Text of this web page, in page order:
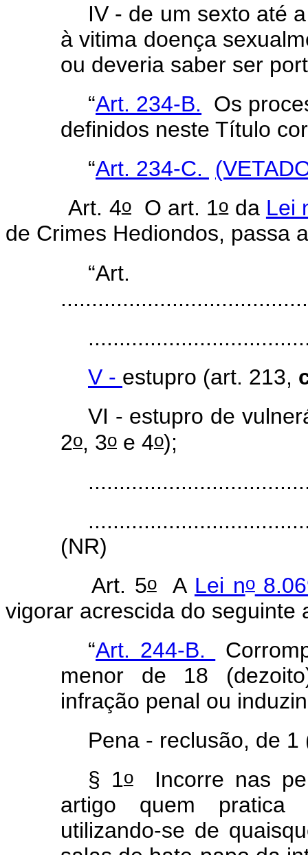
IV - de um sexto até
à vitima doença
ou deveria saber ser
“Art. 234-B. Os
definidos neste Título
“Art. 234-C.
Art. 4oO art. 1oda Lei
de Crimes Hediondos, passa
V - estupro (art. 213,
VI - estupro de
2o, 3o e 4o);
(NR)
Art. 5oA Lei no
vigorar acrescida do seguinte
“Art. 244-B.
menor de 18
infração penal ou
Pena - reclusão, de
§ 1oIncorre nas
artigo quem pratica
utilizando-se de